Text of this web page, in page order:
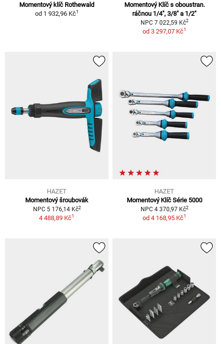
Momentový klíč Rothewald
od 1 932,96 Kč1
Momentový Klíč s oboustran.
ráčnou 1/4″, 3/8″ a 1/2″
NPC 7 022,59 Kč2
od 3 297,07 Kč1
HAZET
Momentový šroubovák
NPC 5 176,14 Kč2
4 488,89 Kč1
HAZET
Momentový Klíč Série 5000
NPC 4 370,97 Kč2
od 4 168,95 Kč1